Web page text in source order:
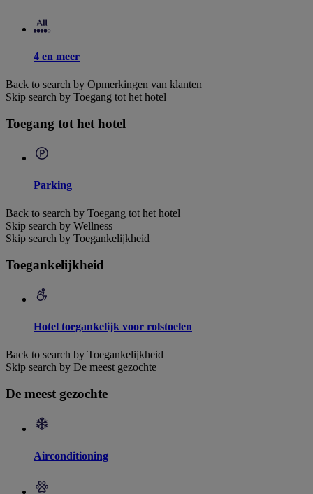
4 en meer
Back to search by Opmerkingen van klanten
Skip search by Toegang tot het hotel
Toegang tot het hotel
Parking
Back to search by Toegang tot het hotel
Skip search by Wellness
Skip search by Toegankelijkheid
Toegankelijkheid
Hotel toegankelijk voor rolstoelen
Back to search by Toegankelijkheid
Skip search by De meest gezochte
De meest gezochte
Airconditioning